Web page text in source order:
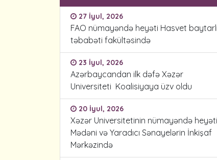
27 İyul, 2026
FAO nümayəndə heyəti Hasvet
təbabəti fakültəsində
23 İyul, 2026
Azərbaycandan ilk dəfə Xəzər
Universiteti Koalisiyaya üzv oldu
20 İyul, 2026
Xəzər Universitetinin nümayəndə heyəti
Mədəni və Yaradıcı Sənayelərin İnkişaf
Mərkəzində